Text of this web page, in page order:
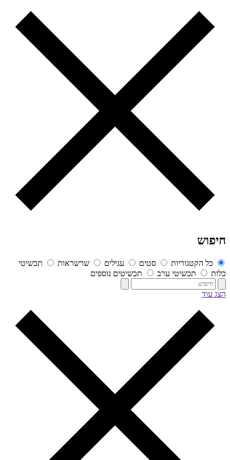
חיפוש
כל הקטגוריות סטים עגילים שרשראות
תכשיטי
כלות
תכשיטי ערב תכשיטים נוספים
הצג עוד